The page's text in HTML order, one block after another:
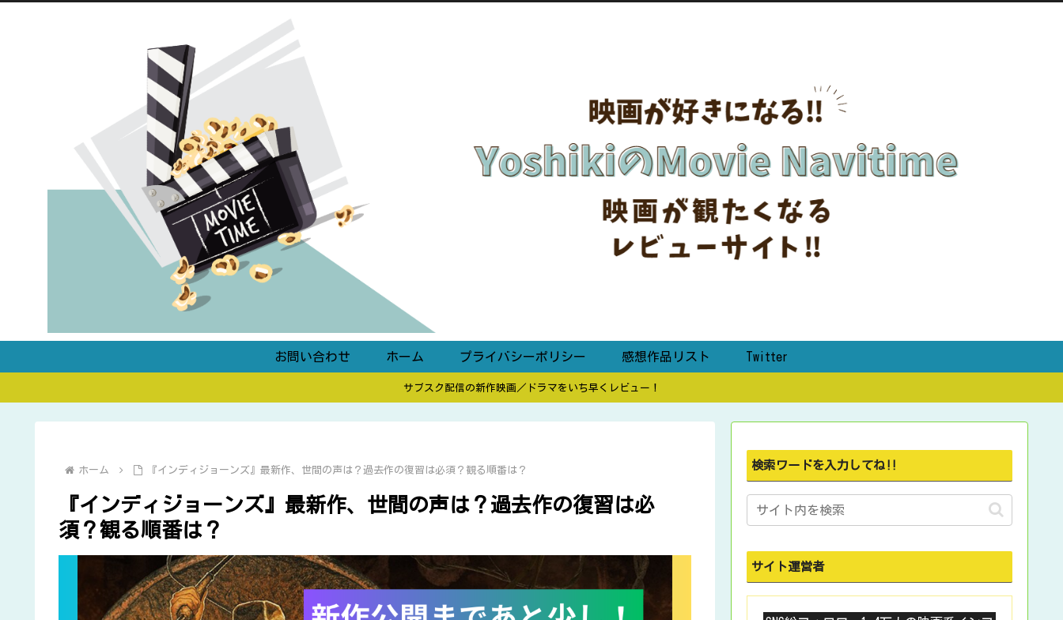
お問い合わせ ホーム プライバシーポリシー 感想作品リスト Twitter
サブスク配信の新作映画／ドラマをいち早くレビュー！
ホーム 『インディジョーンズ』最新作、世間の声は？過去作の復習は必須？観る順番は？
『インディジョーンズ』最新作、世間の声は？過去作の復習は必
須？観る順番は？
検索ワードを入力してね‼
サイト運営者